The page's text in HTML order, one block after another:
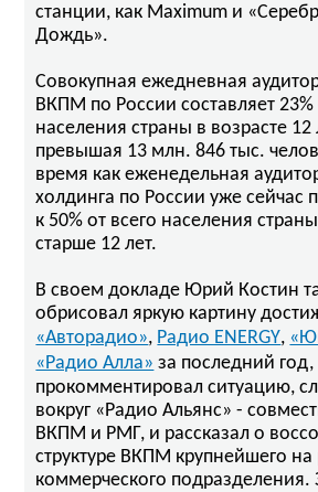
станции, как Maximum и
Дождь».
Совокупная ежедневная
ВКПМ по России составляет 23%
населения страны в возрасте 12
превышая 13 млн. 846 тыс.
время как еженедельная
холдинга по России уже сейчас
к 50% от всего населения
старше 12 лет.
В своем докладе Юрий Костин
обрисовал яркую картину
«Авторадио», Радио ENERGY,
«Радио Алла» за последний год,
прокомментировал ситуацию,
вокруг «Радио Альянс» -
ВКПМ и РМГ, и рассказал о
структуре ВКПМ крупнейшего
коммерческого подразделения.